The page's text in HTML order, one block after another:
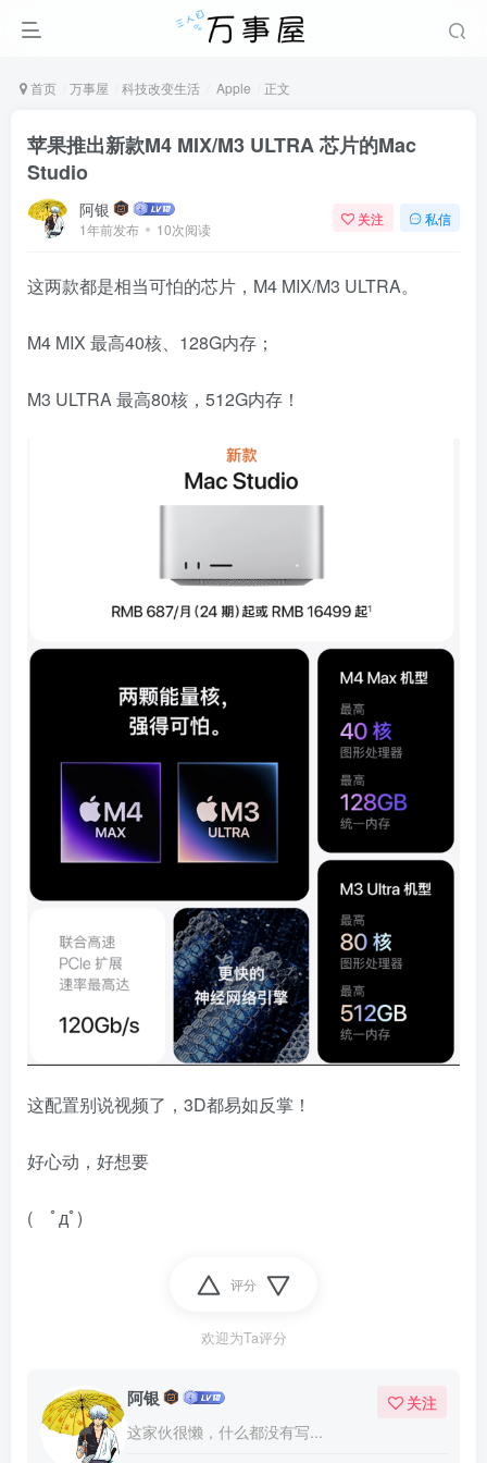
首页 万事屋 科技改变生活 Apple 正文
苹果推出新款M4 MIX/M3 ULTRA 芯片的Mac
Studio
阿银
1年前发布 10次阅读
关注 私信
这两款都是相当可怕的芯片，M4 MIX/M3 ULTRA。
M4 MIX 最高40核、128G内存；
M3 ULTRA 最高80核，512G内存！
这配置别说视频了，3D都易如反掌！
好心动，好想要
( ﾟдﾟ)
评分
欢迎为Ta评分
阿银
这家伙很懒，什么都没有写...
关注